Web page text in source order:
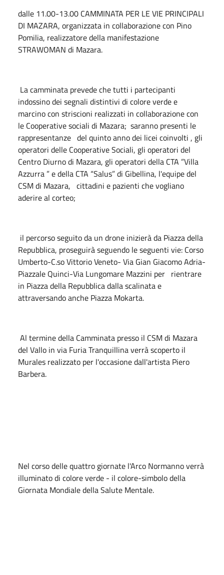
dalle 11.00-13.00 CAMMINATA PER LE VIE PRINCIPALI
DI MAZARA, organizzata in collaborazione con Pino
Pomilia, realizzatore della manifestazione
STRAWOMAN di Mazara.
La camminata prevede che tutti i partecipanti
indossino dei segnali distintivi di colore verde e
marcino con striscioni realizzati in collaborazione con
le Cooperative sociali di Mazara; saranno presenti le
rappresentanze del quinto anno dei licei coinvolti , gli
operatori delle Cooperative Sociali, gli operatori del
Centro Diurno di Mazara, gli operatori della CTA ”Villa
Azzurra ” e della CTA “Salus” di Gibellina, l'equipe del
CSM di Mazara, cittadini e pazienti che vogliano
aderire al corteo;
il percorso seguito da un drone inizierà da Piazza della
Repubblica, proseguirà seguendo le seguenti vie: Corso
Umberto-C.so Vittorio Veneto- Via Gian Giacomo Adria-
Piazzale Quinci-Via Lungomare Mazzini per rientrare
in Piazza della Repubblica dalla scalinata e
attraversando anche Piazza Mokarta.
Al termine della Camminata presso il CSM di Mazara
del Vallo in via Furia Tranquillina verrà scoperto il
Murales realizzato per l'occasione dall'artista Piero
Barbera.
Nel corso delle quattro giornate l'Arco Normanno verrà
illuminato di colore verde - il colore-simbolo della
Giornata Mondiale della Salute Mentale.